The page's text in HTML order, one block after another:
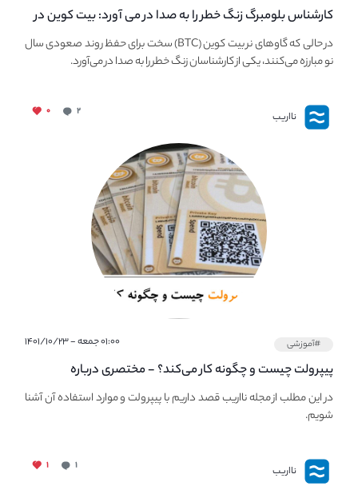
کارشناس بلومبرگ زنگ خطر را به صدا در می آورد: بیت کوین در
معرض خطر سقوط بزرگ است - دلیل آن چیست؟در حالی که گاوهای نر بیت کوین (BTC) سخت برای حفظ روند صعودی سال
نو مبارزه می‌کنند، یکی از کارشناسان زنگ خطر را به صدا در می‌آورد.
نااریب ۲ ۰
#آموزشی ۰۱:۰۰ جمعه - ۱۴۰۱/۱۰/۲۳
پیپر‌ولت چیست و چگونه کار می‌کند؟ - مختصری درباره
PaperWallet
در این مطلب از مجله نااریب قصد داریم با پیپر‌ولت و موارد استفاده آن آشنا
شویم.
نااریب ۱ ۱